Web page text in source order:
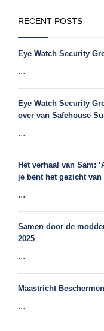
RECENT POSTS
Eye Watch Security
...
Eye Watch Security
over van Safehouse
...
Het verhaal van Sam:
je bent het gezicht van
...
Samen door de
2025
...
Maastricht
...